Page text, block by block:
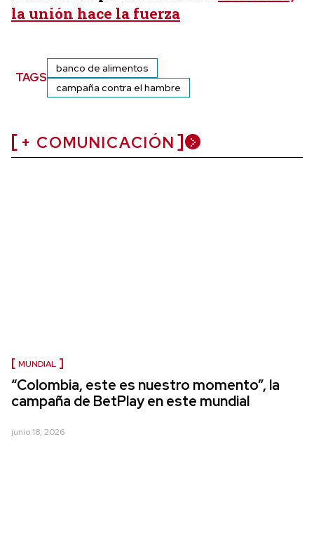
la unión hace la fuerza
TAGS
banco de alimentos
campaña contra el hambre
+ COMUNICACIÓN
MUNDIAL
“Colombia, este es nuestro momento”, la
campaña de BetPlay en este mundial
junio 18, 2026